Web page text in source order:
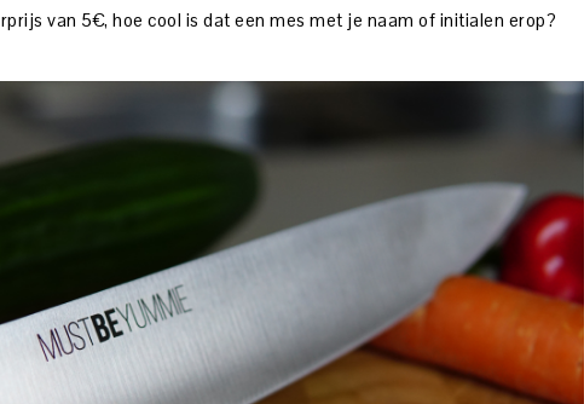
van 5€, hoe cool is dat een mes met je naam of initialen erop?